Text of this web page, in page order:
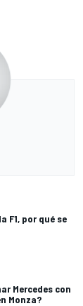
F1, por qué se
Mercedes con
Monza?